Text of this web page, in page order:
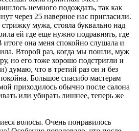
немного подождать, так как
через 25 наверное нас пригласили.
мужа, стояла буквально над
ей где еще нужно подравнять, где
итоге она меня спокойно слушала и
Второй раз, когда мы пошли, муж
но его тоже хорошо подстригли и
думаю, что в третий раз он и без
Большое спасибо мастерам
приходилось обычно после салона
или убирать лишнее, теперь же
волосы. Очень понравилось